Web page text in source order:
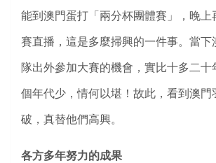
能到澳門蛋打「兩分杯團體賽」，晚上
賽直播，這是多麼掃興的一件事。當下
隊出外參加大賽的機會，實比十多二十
個年代少，情何以堪！故此，看到澳門
破，真替他們高興。
各方多年努力的成果